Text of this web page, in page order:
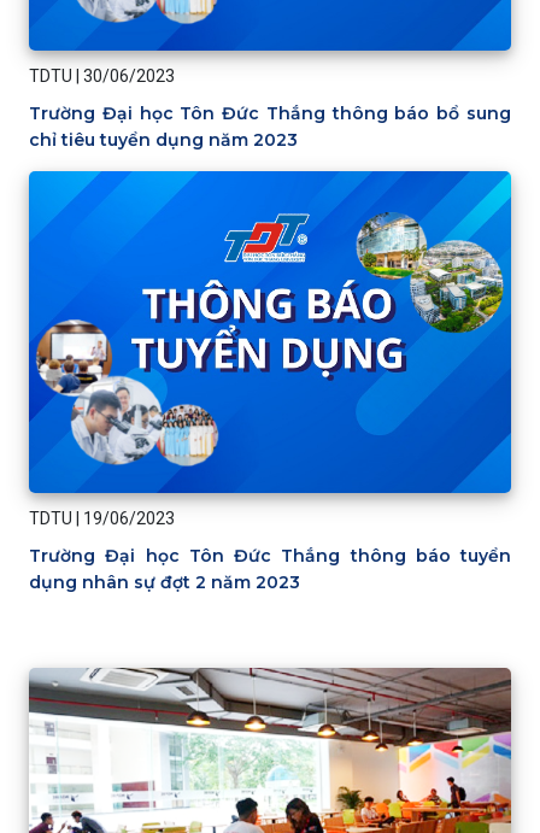
TDTU 30/06/2023
Trường Đại học Tôn Đức Thắng thông báo bổ sung
chỉ tiêu tuyển dụng năm 2023
TDTU | 19/06/2023
Trường Đại học Tôn Đức Thắng thông báo tuyển
dụng nhân sự đợt 2 năm 2023